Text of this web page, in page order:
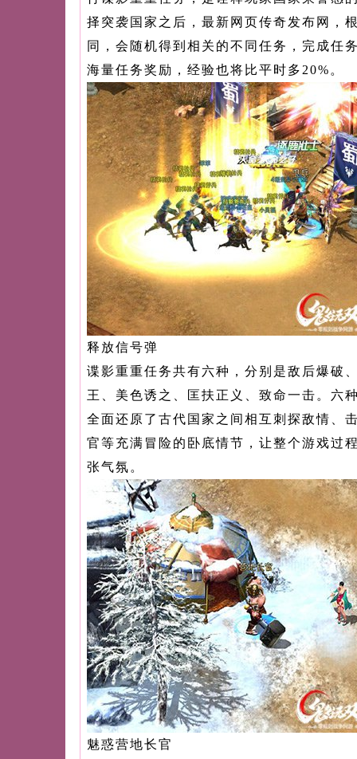
择突袭国家之后， 最新网页传奇发布网
，
同，会随机得到相关的不同任务，完成任
海量任务奖励，经验也将比平时多20%。
释放信号弹
谍影重重任务共有六种，分别是敌后爆破
王、美色诱之、匡扶正义、致命一击。六
全面还原了古代国家之间相互刺探敌情、
官等充满冒险的卧底情节，让整个游戏过
张气氛。
魅惑营地长官